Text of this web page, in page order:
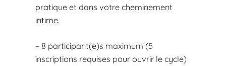
pratique et dans votre cheminement
intime.
– 8 participant(e)s maximum (5
inscriptions requises pour ouvrir le cycle)